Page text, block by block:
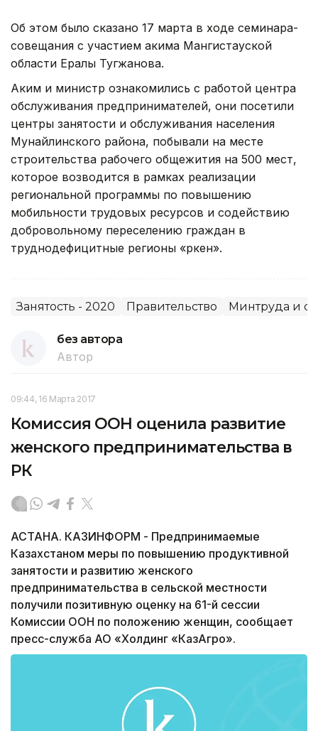
Об этом было сказано 17 марта в ходе семинара-
совещания с участием акима Мангистауской
области Ералы Тугжанова.
Аким и министр ознакомились с работой центра
обслуживания предпринимателей, они посетили
центры занятости и обслуживания населения
Мунайлинского района, побывали на месте
строительства рабочего общежития на 500 мест,
которое возводится в рамках реализации
региональной программы по повышению
мобильности трудовых ресурсов и содействию
добровольному переселению граждан в
труднодефицитные регионы «Өркен».
Занятость - 2020 Правительство Минтруда и
без автора
Автор
09:44, 16 Марта 2017
Комиссия ООН оценила развитие
женского предпринимательства в
РК
АСТАНА. КАЗИНФОРМ - Предпринимаемые
Казахстаном меры по повышению продуктивной
занятости и развитию женского
предпринимательства в сельской местности
получили позитивную оценку на 61-й сессии
Комиссии ООН по положению женщин, сообщает
пресс-служба АО «Холдинг «КазАгро».